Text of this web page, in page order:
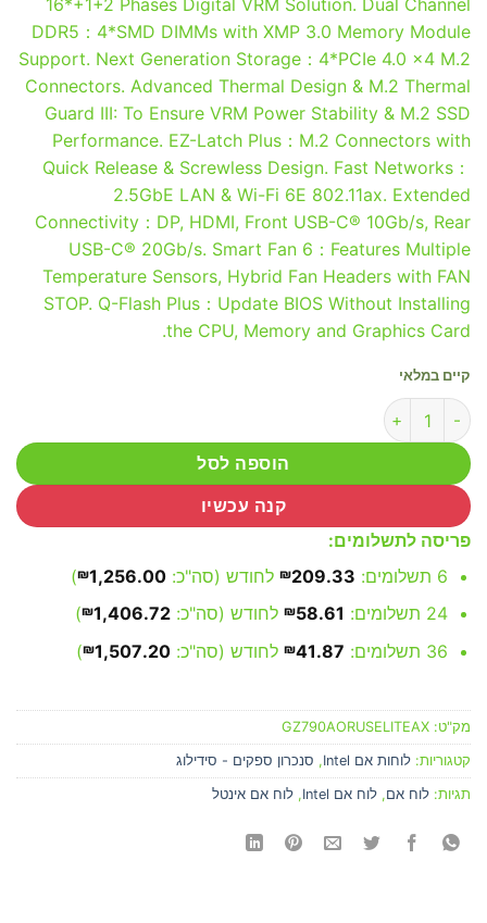
DDR5：4*SMD DIMMs with XMP 3.0 Memory Module
Support. Next Generation Storage：4*PCIe 4.0 x4 M.2
Connectors. Advanced Thermal Design & M.2 Thermal
Guard III: To Ensure VRM Power Stability & M.2 SSD
Performance. EZ-Latch Plus：M.2 Connectors with
Quick Release & Screwless Design. Fast Networks：
2.5GbE LAN & Wi-Fi 6E 802.11ax. Extended
Connectivity：DP, HDMI, Front USB-C® 10Gb/s, Rear
USB-C® 20Gb/s. Smart Fan 6：Features Multiple
Temperature Sensors, Hybrid Fan Headers with FAN
STOP. Q-Flash Plus：Update BIOS Without Installing
the CPU, Memory and Graphics Card.
קיים במלאי
כמות של Gigabyte Z790 AORUS ELITE AX
הוספה לסל
קנה עכשיו
פריסה לתשלומים:
6 תשלומים:
₪209.33 לחודש (סה"כ: ₪1,256.00
)
24 תשלומים:
₪58.61 לחודש (סה"כ: ₪1,406.72
)
36 תשלומים:
₪41.87 לחודש (סה"כ: ₪1,507.20
)
מק"ט: GZ790AORUSELITEAX
קטגוריות: לוחות אם Intel , סנכרון ספקים - סידילוג
תגיות: לוח אם, לוח אם Intel , לוח אם אינטל